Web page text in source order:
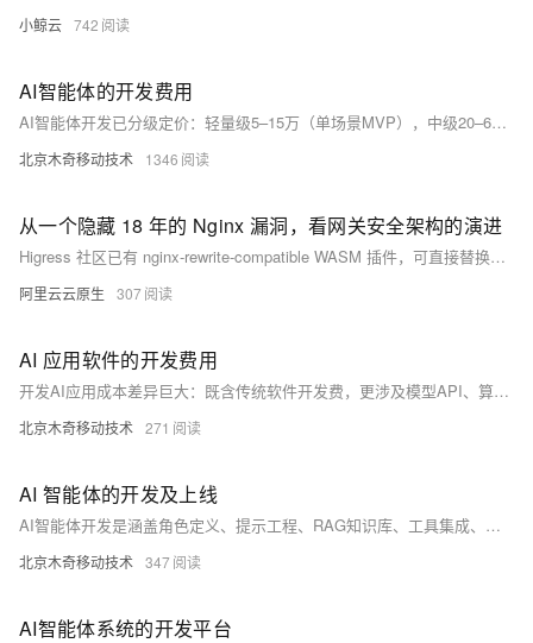
小鲸云 742
AI智能体的开发费用
AI智能体开发已分级定价：轻量级5–15万（单场景MVP），中级20–60万（多步工作流），企业级100万+（多Agent协同+合规部署）。成本聚焦架构编排、工具集成、提示工程与安全评估，另含Token消耗、算力及数据治理等隐性支出。建议先做PoC验证效果。
北京木奇移动技术 1346
从一个隐藏 18 年的 Nginx 漏洞，看网关安全架构的演进
Higress 社区已有 nginx-rewrite-compatible WASM 插件，可直接替换存在漏洞的 Nginx 配置。
阿里云云原生 307
AI 应用软件的开发费用
开发AI应用成本差异巨大：既含传统软件开发费，更涉及模型API、算力、数据处理等持续支出。预算分两块——前期研发（10万起，依功能复杂度分轻量/专业/旗舰三级）和上线后运营（Token、多模态、向量库等按量计费）。建议MVP验证、用现成API、选跨平台框架，避免早期自研模型。
北京木奇移动技术 271
AI 智能体的开发及上线
AI智能体开发是涵盖角色定义、提示工程、RAG知识库、工具集成、工作流编排、离线评估、部署网关及线上运维的八阶段闭环系统工程，强调工程化落地与持续迭代。（239字）
北京木奇移动技术 347
AI智能体系统的开发平台